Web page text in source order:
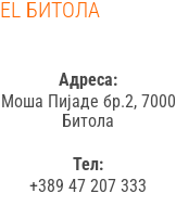
БИТОЛА
Адреса:
Моша Пијаде бр.2, 7000
Битола
Тел:
+389 47 207 333